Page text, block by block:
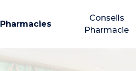
Pharmacies
Conseils
Pharmacie